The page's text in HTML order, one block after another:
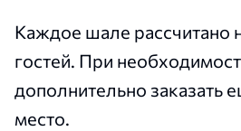
Каждое шале рассчитано
гостей. При
дополнительно заказать
место.